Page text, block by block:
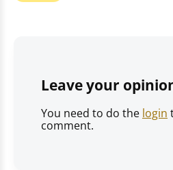
Leave your
You need to do the login
comment.